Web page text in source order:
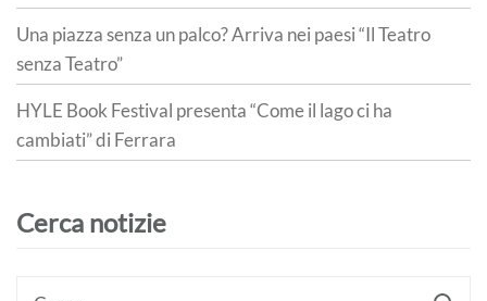
Una piazza senza un palco? Arriva nei paesi “Il Teatro
senza Teatro”
HYLE Book Festival presenta “Come il lago ci ha
cambiati” di Ferrara
Cerca notizie